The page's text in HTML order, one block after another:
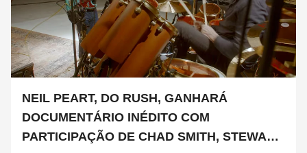
NEIL PEART, DO RUSH, GANHARÁ
DOCUMENTÁRIO INÉDITO COM
PARTICIPAÇÃO DE CHAD SMITH, STEWART